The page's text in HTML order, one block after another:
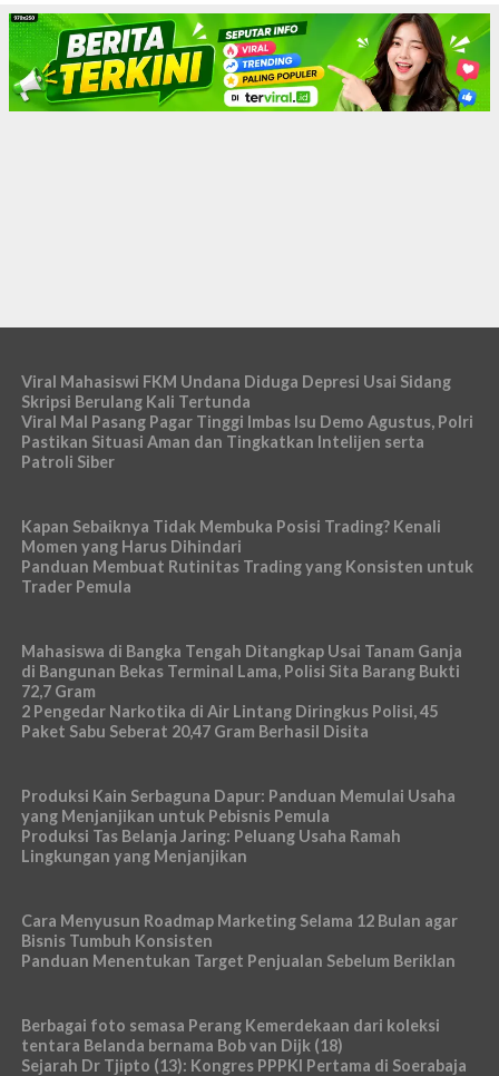
Viral Mahasiswi FKM Undana Diduga Depresi Usai Sidang
Skripsi Berulang Kali Tertunda
Viral Mal Pasang Pagar Tinggi Imbas Isu Demo Agustus, Polri
Pastikan Situasi Aman dan Tingkatkan Intelijen serta
Patroli Siber
Kapan Sebaiknya Tidak Membuka Posisi Trading? Kenali
Momen yang Harus Dihindari
Panduan Membuat Rutinitas Trading yang Konsisten untuk
Trader Pemula
Mahasiswa di Bangka Tengah Ditangkap Usai Tanam Ganja
di Bangunan Bekas Terminal Lama, Polisi Sita Barang Bukti
72,7 Gram
2 Pengedar Narkotika di Air Lintang Diringkus Polisi, 45
Paket Sabu Seberat 20,47 Gram Berhasil Disita
Produksi Kain Serbaguna Dapur: Panduan Memulai Usaha
yang Menjanjikan untuk Pebisnis Pemula
Produksi Tas Belanja Jaring: Peluang Usaha Ramah
Lingkungan yang Menjanjikan
Cara Menyusun Roadmap Marketing Selama 12 Bulan agar
Bisnis Tumbuh Konsisten
Panduan Menentukan Target Penjualan Sebelum Beriklan
Berbagai foto semasa Perang Kemerdekaan dari koleksi
tentara Belanda bernama Bob van Dijk (18)
Sejarah Dr Tjipto (13): Kongres PPPKI Pertama di Soerabaja